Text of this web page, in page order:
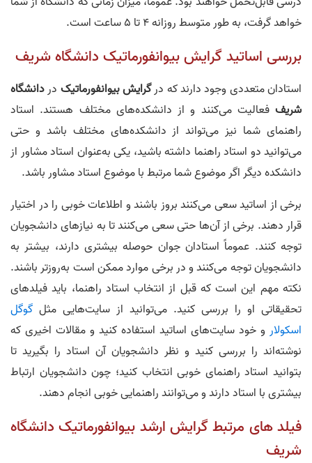
خواهد گرفت، به طور متوسط روزانه 4 تا 5 ساعت است.
بررسی اساتید گرایش بیوانفورماتیک دانشگاه شریف
استادان متعددی وجود دارند که درگرایشبیوانفورماتیک دردانشگاه
شریف فعالیت می‌کنند و از دانشکده‌های مختلف هستند. استاد
راهنمای شما نیز می‌تواند از دانشکده‌های مختلف باشد و حتی
می‌توانید دو استاد راهنما داشته باشید، یکی به‌عنوان استاد مشاور از
دانشکده دیگر اگر موضوع شما مرتبط با موضوع استاد مشاور باشد.
برخی از اساتید سعی می‌کنند بروز باشند و اطلاعات خوبی را در اختیار
قرار دهند. برخی از آن‌ها حتی سعی می‌کنند تا به نیازهای دانشجویان
توجه کنند. عموماً استادان جوان حوصله بیشتری دارند، بیشتر به
دانشجویان توجه می‌کنند و در برخی موارد ممکن است به‌روزتر باشند.
نکته مهم این است که قبل از انتخاب استاد راهنما، باید فیلدهای
تحقیقاتی او را بررسی کنید. می‌توانید از سایت‌هایی مثل گوگل
اسکولار و خود سایت‌های اساتید استفاده کنید و مقالات اخیری که
نوشته‌اند را بررسی کنید و نظر دانشجویان آن استاد را بگیرید تا
بتوانید استاد راهنمای خوبی انتخاب کنید؛ چون دانشجویان ارتباط
بیشتری با استاد دارند و می‌توانند راهنمایی خوبی انجام دهند.
فیلد های مرتبط گرایش ارشد بیوانفورماتیک دانشگاه
شریف